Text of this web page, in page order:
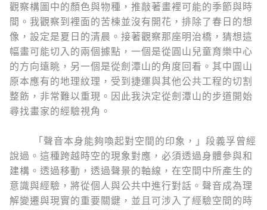
觀察構圖中的顏色與物種，推敲著畫裡可能的季節與時
間。我觀察到裡面的苦楝並沒有開花，排除了春日的想
像，設定是夏日的清晨。接著觀察那座明治橋，猜想這
幅畫可能切入的兩個據點，一個是從圓山兒童育樂中心
的方向遠眺，另一個是從劍潭山的角度回看。其中圓山
原本應有的地理紋理，受到捷運與其他公共工程的切割
整飭，非常難以重現。因此我決定從劍潭山的步道開始
尋找畫家的經驗視角。
「聲音本身能夠喚起對空間的印象，」段義孚曾經
說過。這種跨越時空的現象對應，必須透過身體參與和
建構。透過移動，透過聲景的軸線，在空間中所產生的
意識與經驗，將從個人與公共中進行對話。聲音成為理
解變遷與現實的重要關鍵，並且可涉入了經驗空間的時